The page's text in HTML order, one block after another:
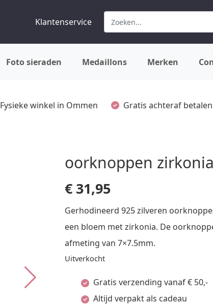
Klantenservice
Foto sieraden Medaillons Merken
Fysieke winkel in Ommen Gratis achteraf betalen
oorknoppen
€ 31,95
Gerhodineerd 925 zilveren
een bloem met zirkonia. De
afmeting van 7×7.5mm.
Uitverkocht
Gratis verzending vanaf € 50,-
Altijd verpakt als cadeau